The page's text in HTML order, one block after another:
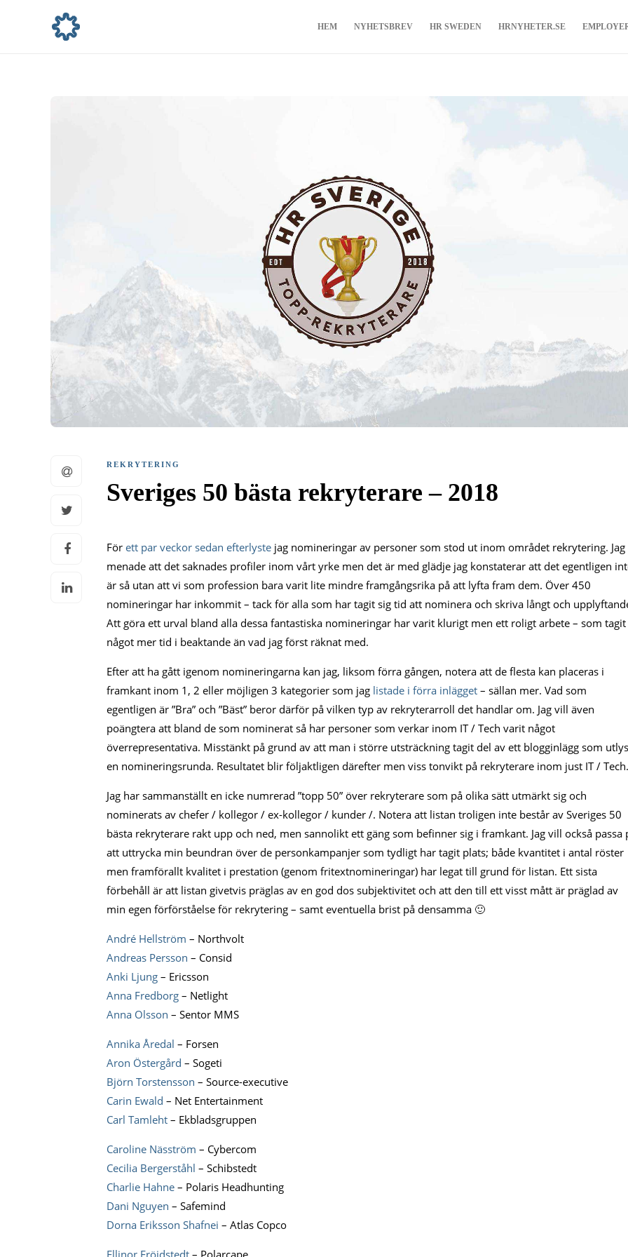
HEM NYHETSBREV HR SWEDEN HRNYHETER.SE
REKRYTERING
Sveriges 50 bästa rekryterare – 2018
För ett par veckor sedan efterlyste jag nomineringar av personer som stod ut inom området rekrytering. Jag
menade att det saknades profiler inom vårt yrke men det är med glädje jag konstaterar att det egentligen
är så utan att vi som profession bara varit lite mindre framgångsrika på att lyfta fram dem. Över 450
nomineringar har inkommit – tack för alla som har tagit sig tid att nominera och skriva långt och
Att göra ett urval bland alla dessa fantastiska nomineringar har varit klurigt men ett roligt arbete – som tagit
något mer tid i beaktande än vad jag först räknat med.
Efter att ha gått igenom nomineringarna kan jag, liksom förra gången, notera att de flesta kan placeras i
framkant inom 1, 2 eller möjligen 3 kategorier som jag listade i förra inlägget – sällan mer. Vad som
egentligen är ”Bra” och ”Bäst” beror därför på vilken typ av rekryterarroll det handlar om. Jag vill även
poängtera att bland de som nominerat så har personer som verkar inom IT / Tech varit något
överrepresentativa. Misstänkt på grund av att man i större utsträckning tagit del av ett blogginlägg som
en nomineringsrunda. Resultatet blir följaktligen därefter men viss tonvikt på rekryterare inom just IT / Tech.
Jag har sammanställt en icke numrerad ”topp 50” över rekryterare som på olika sätt utmärkt sig och
nominerats av chefer / kollegor / ex-kollegor / kunder /. Notera att listan troligen inte består av Sveriges 50
bästa rekryterare rakt upp och ned, men sannolikt ett gäng som befinner sig i framkant. Jag vill också passa
att uttrycka min beundran över de personkampanjer som tydligt har tagit plats; både kvantitet i antal röster
men framförallt kvalitet i prestation (genom fritextnomineringar) har legat till grund för listan. Ett sista
förbehåll är att listan givetvis präglas av en god dos subjektivitet och att den till ett visst mått är präglad av
min egen förförståelse för rekrytering – samt eventuella brist på densamma 🙂
André Hellström – Northvolt
Andreas Persson – Consid
Anki Ljung – Ericsson
Anna Fredborg – Netlight
Anna Olsson – Sentor MMS
Annika Åredal – Forsen
Aron Östergård – Sogeti
Björn Torstensson – Source-executive
Carin Ewald – Net Entertainment
Carl Tamleht – Ekbladsgruppen
Caroline Näsström – Cybercom
Cecilia Bergerståhl – Schibstedt
Charlie Hahne – Polaris Headhunting
Dani Nguyen – Safemind
Dorna Eriksson Shafnei – Atlas Copco
Ellinor Fröidstedt – Polarcape